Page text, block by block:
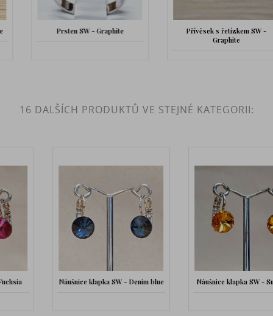
Prsten SW - Graphite
Přívěsek s řetízkem SW -
Graphite
16 DALŠÍCH PRODUKTŮ VE STEJNÉ KATEGORII:
Náušnice klapka SW - Denim blue Náušnice klapka SW - Sunflower